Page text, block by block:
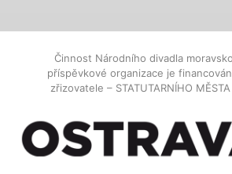
Činnost Národního divadla
příspěvkové organizace je
zřizovatele – STATUTARNÍHO MĚSTA